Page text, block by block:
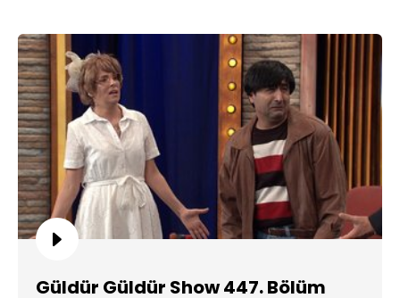
Güldür Güldür Show 447. Bölüm